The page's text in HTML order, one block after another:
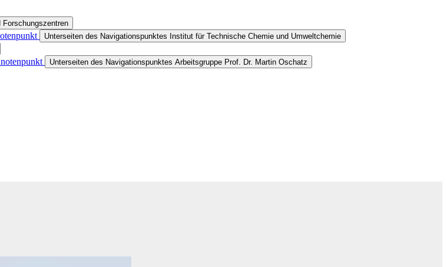
Unterseiten des Navigationspunktes Institut für Technische Chemie und Umweltchemie
Unterseiten des Navigationspunktes Arbeitsgruppe Prof. Dr. Martin Oschatz